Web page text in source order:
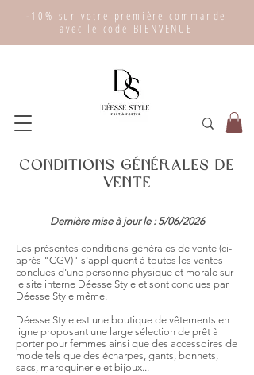
-10% sur votre première commande
avec le code BIENVENUE
Conditions générales de
vente
Dernière mise à jour le : 5/06/2026
Les présentes conditions générales de vente (ci-
après "CGV)" s'appliquent à toutes les ventes
conclues d'une personne physique et morale sur
le site interne Déesse Style et sont conclues par
Déesse Style même.
Déesse Style est une boutique de vêtements en
ligne proposant une large sélection de prêt à
porter pour femmes ainsi que des accessoires de
mode tels que des écharpes, gants, bonnets,
sacs, maroquinerie et bijoux...